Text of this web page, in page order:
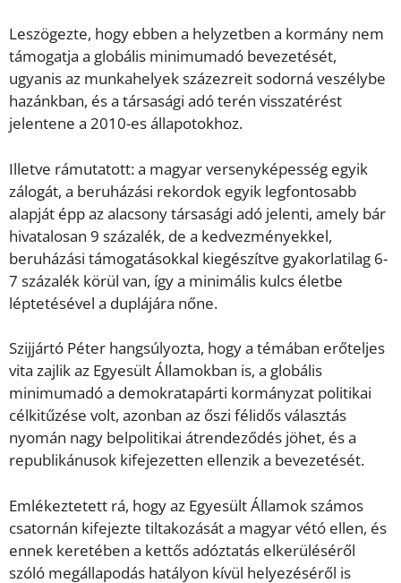
Leszögezte, hogy ebben a helyzetben a kormány nem
támogatja a globális minimumadó bevezetését,
ugyanis az munkahelyek százezreit sodorná veszélybe
hazánkban, és a társasági adó terén visszatérést
jelentene a 2010-es állapotokhoz.
Illetve rámutatott: a magyar versenyképesség egyik
zálogát, a beruházási rekordok egyik legfontosabb
alapját épp az alacsony társasági adó jelenti, amely bár
hivatalosan 9 százalék, de a kedvezményekkel,
beruházási támogatásokkal kiegészítve gyakorlatilag 6-
7 százalék körül van, így a minimális kulcs életbe
léptetésével a duplájára nőne.
Szijjártó Péter hangsúlyozta, hogy a témában erőteljes
vita zajlik az Egyesült Államokban is, a globális
minimumadó a demokratapárti kormányzat politikai
célkitűzése volt, azonban az őszi félidős választás
nyomán nagy belpolitikai átrendeződés jöhet, és a
republikánusok kifejezetten ellenzik a bevezetését.
Emlékeztetett rá, hogy az Egyesült Államok számos
csatornán kifejezte tiltakozását a magyar vétó ellen, és
ennek keretében a kettős adóztatás elkerüléséről
szóló megállapodás hatályon kívül helyezéséről is